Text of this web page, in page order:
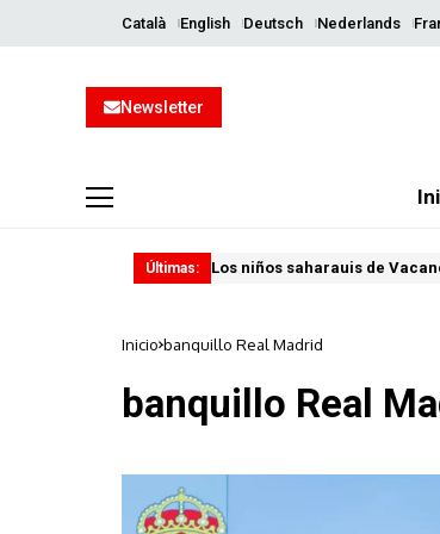
Català English Deutsch Nederlands
Newsletter
Últimas: Los niños saharauis de
Inicio banquillo Real Madrid
banquillo Real